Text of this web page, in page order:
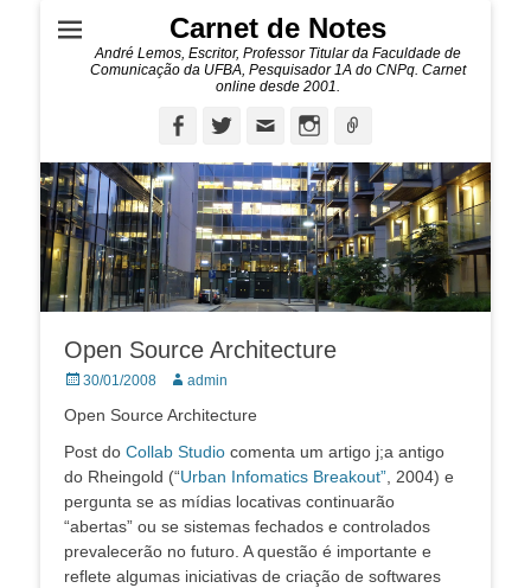
Carnet de Notes
André Lemos, Escritor, Professor Titular da Faculdade de
Comunicação da UFBA, Pesquisador 1A do CNPq. Carnet
online desde 2001.
FacebookTwitterEmail Instagram
Open Source Architecture
Posted
30/01/2008 Autor:admin
Open Source Architecture
Post do Collab Studio comenta um artigo j;a antigo
do Rheingold (“Urban Infomatics Breakout”, 2004) e
pergunta se as mídias locativas continuarão
“abertas” ou se sistemas fechados e controlados
prevalecerão no futuro. A questão é importante e
reflete algumas iniciativas de criação de softwares